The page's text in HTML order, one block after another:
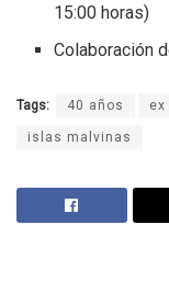
15:00 horas)
Colaboración
Tags: 40 años
islas malvinas